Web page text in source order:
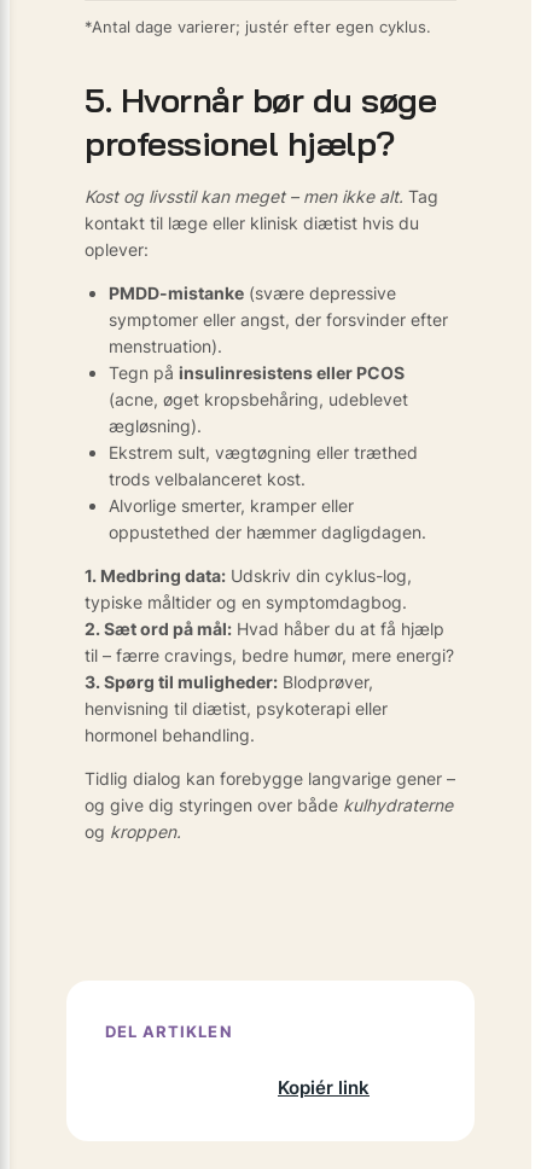
*Antal dage varierer; justér efter egen cyklus.
5. Hvornår bør du søge
professionel hjælp?
Kost og livsstil kan meget – men ikke alt. Tag
kontakt til læge eller klinisk diætist hvis du
oplever:
PMDD-mistanke (svære depressive
symptomer eller angst, der forsvinder efter
menstruation).
Tegn på insulinresistens eller PCOS
(acne, øget kropsbehåring, udeblevet
ægløsning).
Ekstrem sult, vægtøgning eller træthed
trods velbalanceret kost.
Alvorlige smerter, kramper eller
oppustethed der hæmmer dagligdagen.
1. Medbring data: Udskriv din cyklus-log,
typiske måltider og en symptom­dagbog.
2. Sæt ord på mål: Hvad håber du at få hjælp
til – færre cravings, bedre humør, mere energi?
3. Spørg til muligheder: Blodprøver,
henvisning til diætist, psykoterapi eller
hormonel behandling.
Tidlig dialog kan forebygge langvarige gener –
og give dig styringen over både kulhydraterne
og kroppen.
DEL ARTIKLEN
Kopiér link